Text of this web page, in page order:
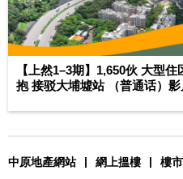
【上然1–3期】1,650伙 大型
抱 接驳大埔墟站 （普通话）
中原地產網站 | 網上搵樓 | 樓